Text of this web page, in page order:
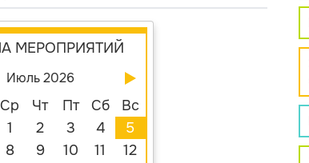
МЕРОПРИЯТИЙ
Июль 2026
Ср Чт Пт Сб
Вс
1
2 3 4
5
8 9 10 11
12